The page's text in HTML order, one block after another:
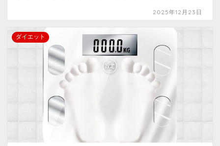
2025年12月23日
ダイエット